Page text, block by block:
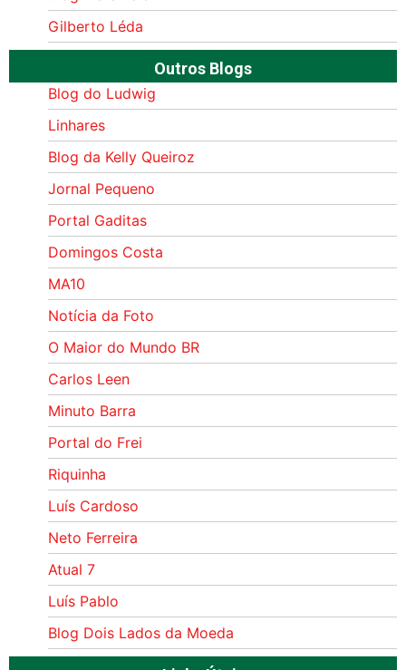
Gilberto Léda
Outros Blogs
Blog do Ludwig
Linhares
Blog da Kelly Queiroz
Jornal Pequeno
Portal Gaditas
Domingos Costa
MA10
Notícia da Foto
O Maior do Mundo BR
Carlos Leen
Minuto Barra
Portal do Frei
Riquinha
Luís Cardoso
Neto Ferreira
Atual 7
Luís Pablo
Blog Dois Lados da Moeda